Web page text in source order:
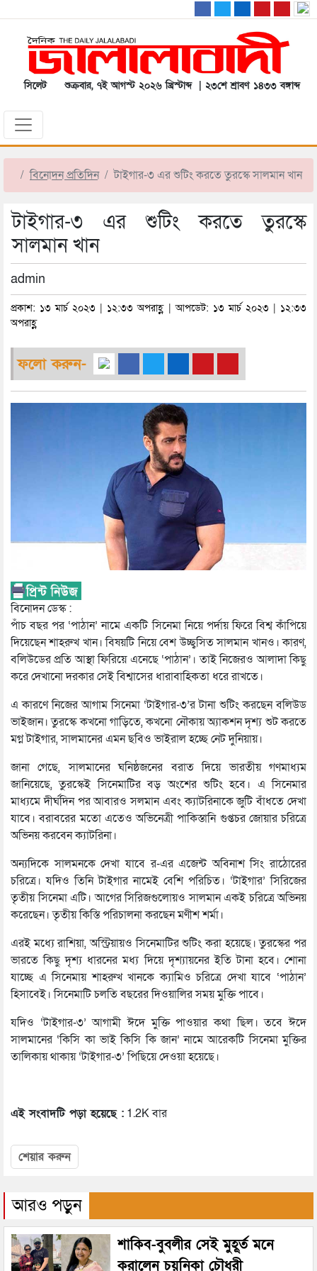
সিলেট শুক্রবার, ৭ই আগস্ট ২০২৬ খ্রিস্টাব্দ | ২৩শে শ্রাবণ ১৪৩৩ বঙ্গাব্দ
বিনোদন প্রতিদিন টাইগার-৩ এর শুটিং করতে তুরস্কে সালমান খান
টাইগার-৩ এর শুটিং করতে তুরস্কে
সালমান খান
admin
প্রকাশ: ১৩ মার্চ ২০২৩ | ১২:৩৩ অপরাহ্ণ | আপডেট: ১৩ মার্চ ২০২৩ | ১২:৩৩
অপরাহ্ণ
ফলো করুন-
বিনোদন ডেস্ক :
পাঁচ বছর পর ‘পাঠান’ নামে একটি সিনেমা নিয়ে পর্দায় ফিরে বিশ্ব কাঁপিয়ে
দিয়েছেন শাহরুখ খান। বিষয়টি নিয়ে বেশ উচ্ছ্বসিত সালমান খানও। কারণ,
বলিউডের প্রতি আস্থা ফিরিয়ে এনেছে ‘পাঠান’। তাই নিজেরও আলাদা কিছু
করে দেখানো দরকার সেই বিশ্বাসের ধারাবাহিকতা ধরে রাখতে।
এ কারণে নিজের আগাম সিনেমা ‘টাইগার-৩’র টানা শুটিং করছেন বলিউড
ভাইজান। তুরস্কে কখনো গাড়িতে, কখনো নৌকায় অ্যাকশন দৃশ্য শুট করতে
মগ্ন টাইগার, সালমানের এমন ছবিও ভাইরাল হচ্ছে নেট দুনিয়ায়।
জানা গেছে, সালমানের ঘনিষ্ঠজনের বরাত দিয়ে ভারতীয় গণমাধ্যম
জানিয়েছে, তুরস্কেই সিনেমাটির বড় অংশের শুটিং হবে। এ সিনেমার
মাধ্যমে দীর্ঘদিন পর আবারও সলমান এবং ক্যাটরিনাকে জুটি বাঁধতে দেখা
যাবে। বরাবরের মতো এতেও অভিনেত্রী পাকিস্তানি গুপ্তচর জোয়ার চরিত্রে
অভিনয় করবেন ক্যাটরিনা।
অন্যদিকে সালমনকে দেখা যাবে র-এর এজেন্ট অবিনাশ সিং রাঠোরের
চরিত্রে। যদিও তিনি টাইগার নামেই বেশি পরিচিত। ‘টাইগার’ সিরিজের
তৃতীয় সিনেমা এটি। আগের সিরিজগুলোয়ও সালমান একই চরিত্রে অভিনয়
করেছেন। তৃতীয় কিস্তি পরিচালনা করছেন মণীশ শর্মা।
এরই মধ্যে রাশিয়া, অস্ট্রিয়ায়ও সিনেমাটির শুটিং করা হয়েছে। তুরস্কের পর
ভারতে কিছু দৃশ্য ধারনের মধ্য দিয়ে দৃশ্যায়নের ইতি টানা হবে। শোনা
যাচ্ছে এ সিনেমায় শাহরুখ খানকে ক্যামিও চরিত্রে দেখা যাবে ‘পাঠান’
হিসাবেই। সিনেমাটি চলতি বছরের দিওয়ালির সময় মুক্তি পাবে।
যদিও ‘টাইগার-৩’ আগামী ঈদে মুক্তি পাওয়ার কথা ছিল। তবে ঈদে
সালমানের ‘কিসি কা ভাই কিসি কি জান’ নামে আরেকটি সিনেমা মুক্তির
তালিকায় থাকায় ‘টাইগার-৩’ পিছিয়ে দেওয়া হয়েছে।
এই সংবাদটি পড়া হয়েছে : 1.2K বার
শেয়ার করুন
আরও পড়ুন
শাকিব-বুবলীর সেই মুহূর্ত মনে
করালেন চয়নিকা চৌধুরী